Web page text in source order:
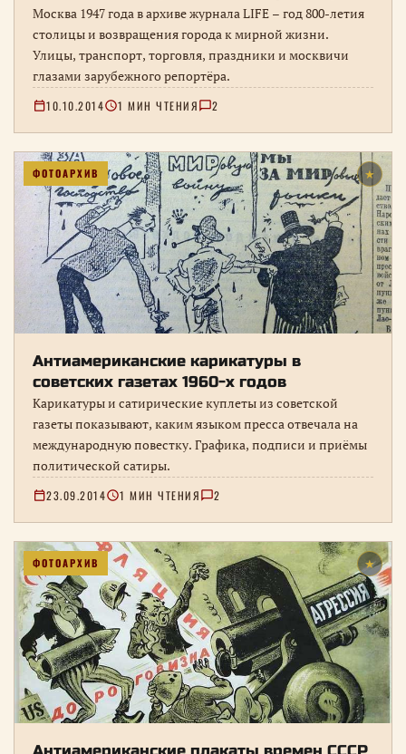
Москва 1947 года в архиве журнала LIFE – год 800-летия
столицы и возвращения города к мирной жизни.
Улицы, транспорт, торговля, праздники и москвичи
глазами зарубежного репортёра.
10.10.2014 1 МИН ЧТЕНИЯ 2
ФОТОАРХИВ ★
Антиамериканские карикатуры в
советских газетах 1960-х годов
Карикатуры и сатирические куплеты из советской
газеты показывают, каким языком пресса отвечала на
международную повестку. Графика, подписи и приёмы
политической сатиры.
23.09.2014 1 МИН ЧТЕНИЯ 2
ФОТОАРХИВ ★